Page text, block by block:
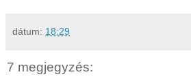
dátum: 18:29
7 megjegyzés: